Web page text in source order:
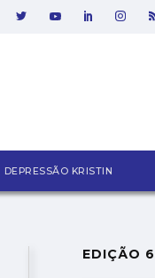
DEPRESSÃO KRISTIN
EDIÇÃO